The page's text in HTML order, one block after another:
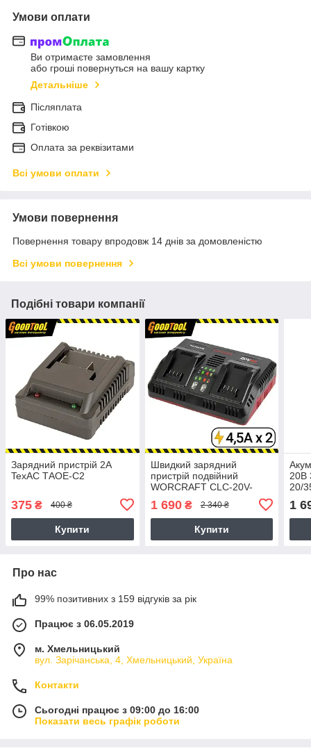
Умови оплати
Ви отримаєте замовлення
або гроші повернуться на вашу картку
Детальніше
Післяплата
Готівкою
Оплата за реквізитами
Всі умови оплати
Умови повернення
Повернення товару впродовж 14 днів за домовленістю
Всі умови повернення
Подібні товари компанії
Зарядний пристрій 2А
TexAC ТAОЕ-С2
375 ₴ 400 ₴
Купити
Швидкий зарядний
пристрій подвійний
WORCRAFT CLC-20V-
1 690₴ 2 340 ₴
Купити
20В
20/
1
Про нас
99% позитивних з 159 відгуків за рік
Працює з 06.05.2019
м. Хмельницький
вул. Зарічанська, 4, Хмельницький, Україна
Контакти
Сьогодні працює з 09:00 до 16:00
Показати весь графік роботи